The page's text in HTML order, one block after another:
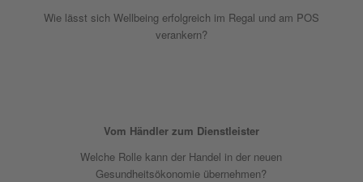
Wie lässt sich Wellbeing erfolgreich im Regal und am POS
verankern?
Vom Händler zum Dienstleister
Welche Rolle kann der Handel in der neuen
Gesundheitsökonomie übernehmen?